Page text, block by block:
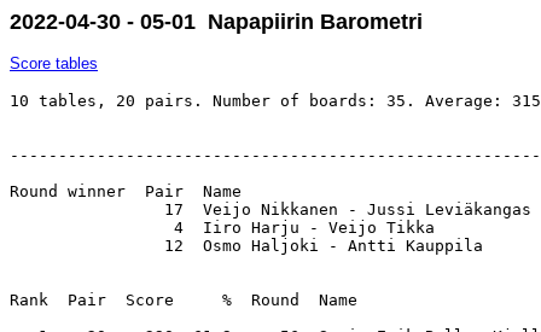
2022-04-30 - 05-01 Napapiirin Barometri
Score tables
10 tables, 20 pairs. Number of boards: 35. Average:
Round winner  Pair  Name
17  Veijo Nikkanen - Jussi Leviäkangas
4  Iiro Harju - Veijo Tikka
12  Osmo Haljoki - Antti Kauppila
Rank  Pair  Score     %  Round